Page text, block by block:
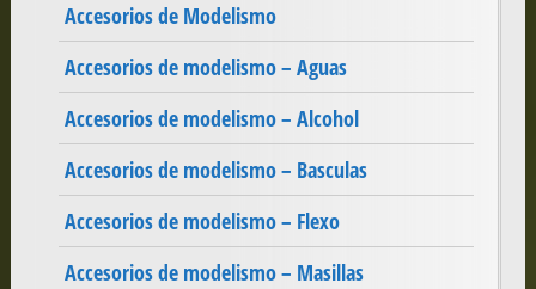
Accesorios de Modelismo
Accesorios de modelismo – Aguas
Accesorios de modelismo – Alcohol
Accesorios de modelismo – Basculas
Accesorios de modelismo – Flexo
Accesorios de modelismo – Masillas